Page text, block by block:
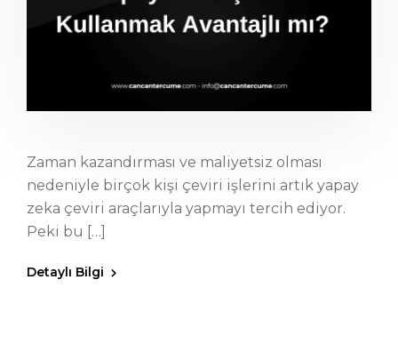
Zaman kazandırması ve maliyetsiz olması
nedeniyle birçok kişi çeviri işlerini artık yapay
zeka çeviri araçlarıyla yapmayı tercih ediyor.
Peki bu […]
Detaylı Bilgi